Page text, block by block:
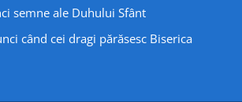
semne ale Duhului Sfânt
când cei dragi părăsesc Biserica